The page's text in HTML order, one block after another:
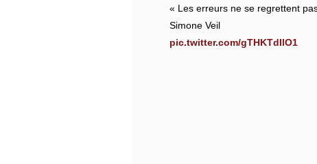
« Les erreurs ne se regrettent
Simone Veil
pic.twitter.com/gTHKTdIlO1